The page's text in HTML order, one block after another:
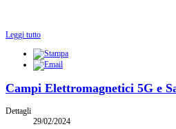
Leggi tutto
Campi Elettromagnetici 5G e
Dettagli
29/02/2024